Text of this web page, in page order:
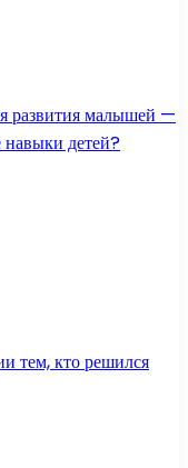
развития малышей —
детей?
тем, кто решился